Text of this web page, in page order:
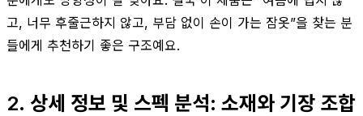
고, 너무 후줄근하지 않고, 부담 없이 손이 가는 잠옷”을 찾는 분
들에게 추천하기 좋은 구조예요.
2. 상세 정보 및 스펙 분석: 소재와 기장 조합